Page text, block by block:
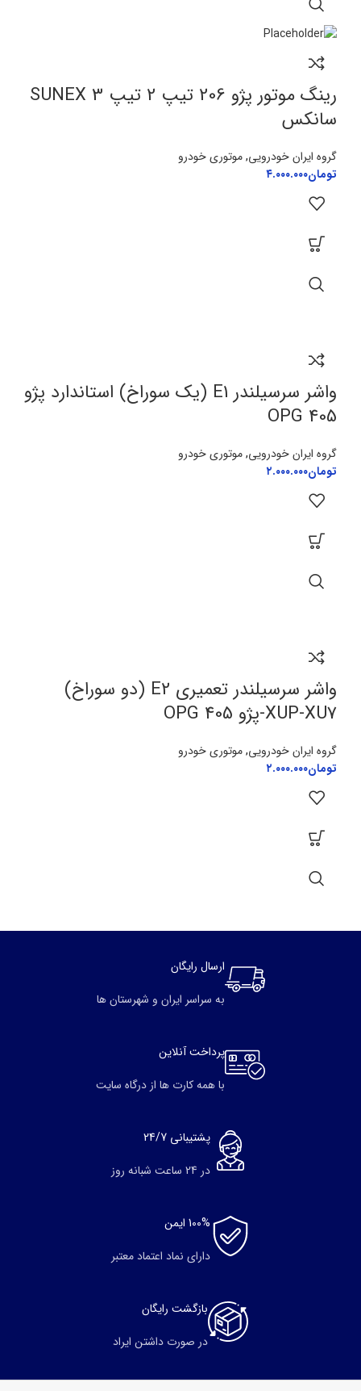
رینگ موتور پژو 206 تیپ 2 تیپ 3 SUNEX
سانکس
گروه ایران خودرویی,موتوری خودرو
تومان۴.۰۰۰.۰۰۰
واشر سرسیلندر E1 (یک سوراخ) استاندارد پژو
405 OPG
گروه ایران خودرویی,موتوری خودرو
تومان۲.۰۰۰.۰۰۰
واشر سرسیلندر تعمیری E2 (دو سوراخ)
XUP-XU7-پژو 405 OPG
گروه ایران خودرویی,موتوری خودرو
تومان۲.۰۰۰.۰۰۰
ارسال رایگان
به سراسر ایران و شهرستان ها
پرداخت آنلاین
با همه کارت ها از درگاه سایت
پشتیبانی 24/7
در 24 ساعت شبانه روز
100% ایمن
دارای نماد اعتماد معتبر
بازگشت رایگان
در صورت داشتن ایراد